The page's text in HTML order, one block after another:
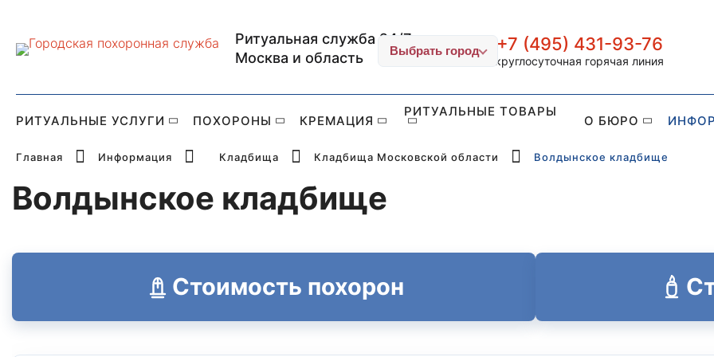
Главная страница РИТУАЛ-СТОЛИЦА
Ритуальная служба 24/7
Москва и область
Выбрать город +7 (495) 431-93-76
круглосуточная горячая линия
РИТУАЛЬНЫЕ УСЛУГИ ПОХОРОНЫ КРЕМАЦИЯ
РИТУАЛЬНЫЕ ТОВАРЫ
О БЮРО
Главная Информация Кладбища Кладбища Московской области Волдынское кладбище
Волдынское кладбище
Стоимость похорон